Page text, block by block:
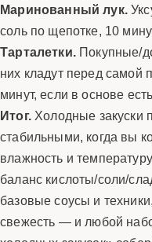
Маринованный лук.
соль по щепотке, 10
Тарталетки.Покупные/
них кладут перед
минут, если в основе
Итог.Холодные закуски
стабильными, когда вы
влажность и
баланс кислоты/соли/
базовые соусы и
свежесть — и любой